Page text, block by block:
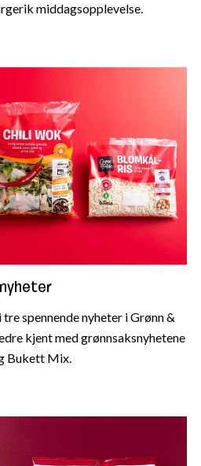
middagsopplevelse.
spennende nyheter i Grønn &
kjent med grønnsaksnyhetene
Bukett Mix.